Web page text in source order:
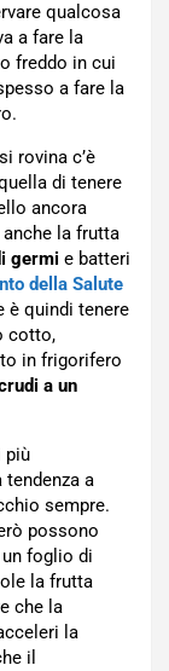
qualcosa
a fare la
freddo in cui
a fare la
rovina c’è
di tenere
ancora
la frutta
germi e batteri
della Salute
è quindi tenere
cotto,
in frigorifero
a un
più
tendenza a
sempre.
possono
foglio di
la frutta
che la
la
il